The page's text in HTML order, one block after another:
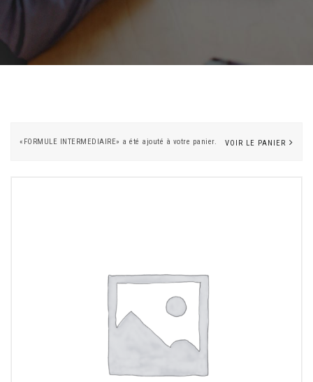
«FORMULE INTERMEDIAIRE» a été ajouté à votre panier. VOIR LE PANIER